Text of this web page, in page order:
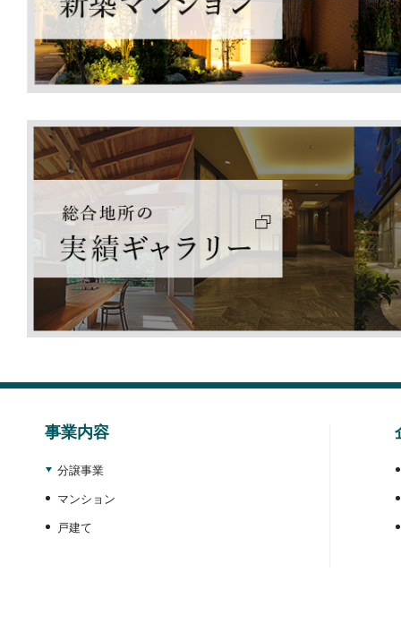
永住を見据えた環境と品質、「ルネグラン上石神
2025.08.29
リリース
八王子駅北口最高峰※1、地上32階建て免震構造
2025.08.28
リリース
全228戸の分譲マンション「バウス加賀」
8月30日（土）モデルルームオープン
板橋区の子育て支援事業「赤ちゃんの駅」として
2025.07.29
リリース
～東京湾を望むベイエリアに、職住近接の高層マ
“ブランズシティ品川テラス”×“ブランズシティ品
再開発が進む品川の地に、新たな価値とサステナ
ホームページ表記ミスのお詫びと訂正について
2025.07.07
「ルネ成田サングランデ」7 月 12 日(土)事前案内
2025.06.27
事業内容
分譲事業
マンション
戸建て